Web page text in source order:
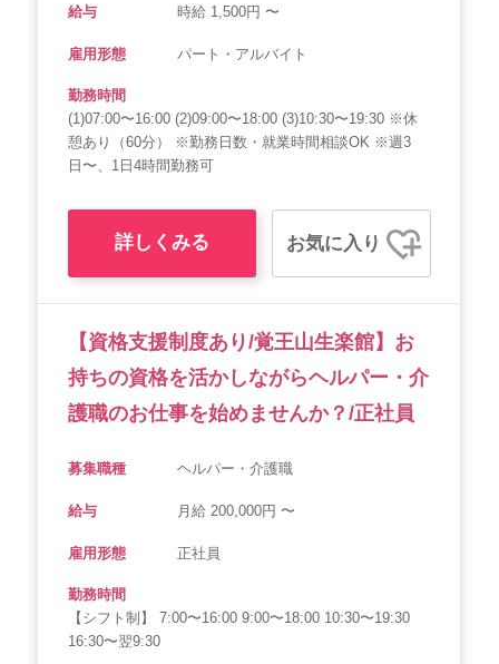
給与 時給 1,500円 〜
雇用形態 パート・アルバイト
勤務時間
(1)07:00〜16:00 (2)09:00〜18:00 (3)10:30〜19:30 ※休
憩あり（60分） ※勤務日数・就業時間相談OK ※週3
日〜、1日4時間勤務可
詳しくみる お気に入り
【資格支援制度あり/覚王山生楽館】お
持ちの資格を活かしながらヘルパー・介
護職のお仕事を始めませんか？/正社員
募集職種 ヘルパー・介護職
給与 月給 200,000円 〜
雇用形態 正社員
勤務時間
【シフト制】 7:00〜16:00 9:00〜18:00 10:30〜19:30
16:30〜翌9:30